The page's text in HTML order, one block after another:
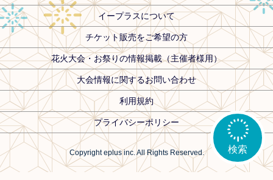
イープラスについて
チケット販売をご希望の方
花火大会・お祭りの情報掲載（主催者様用）
大会情報に関するお問い合わせ
利用規約
プライバシーポリシー
Copyright eplus inc. All Rights Reserved. 検索